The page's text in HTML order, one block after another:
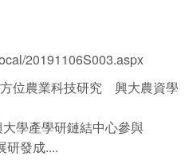
20191106S003.aspx
方位農業科技研究 興大農資學
大學產學研鏈結中心參與
研發成....